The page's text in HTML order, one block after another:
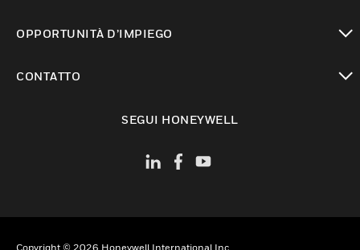
OPPORTUNITÀ D’IMPIEGO
CONTATTO
SEGUI HONEYWELL
Copyright © 2026 Honeywell International Inc